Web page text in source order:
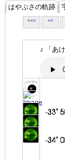
はやぶさの軌跡
<<< <<
♪ 「あ